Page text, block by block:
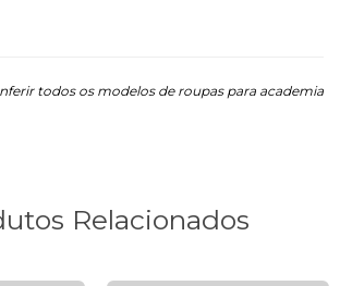
todos os modelos de roupas para academia
Relacionados